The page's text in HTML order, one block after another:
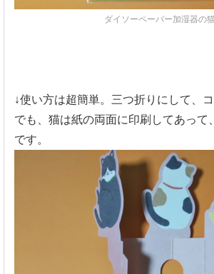
ダイソーペーパー加湿器の
↓使い方は超簡単。三つ折りにして、
でも、猫は紙の両面に印刷してあって
です。